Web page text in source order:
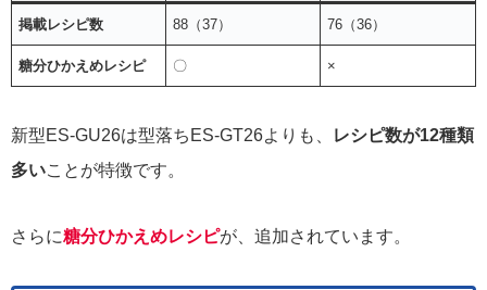
掲載レシピ数 88（37） 76（36）
糖分ひかえめレシピ 〇 ×
新型ES-GU26は型落ちES-GT26よりも、
レシピ数が12種類
多いことが特徴です。
さらに糖分ひかえめレシピが、追加されています。